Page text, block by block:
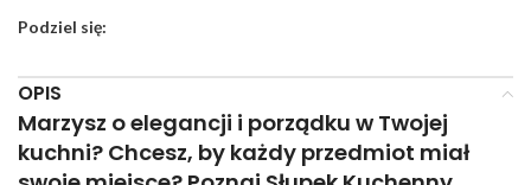
Podziel się:
OPIS
Marzysz o elegancji i porządku w Twojej
kuchni? Chcesz, by każdy przedmiot miał